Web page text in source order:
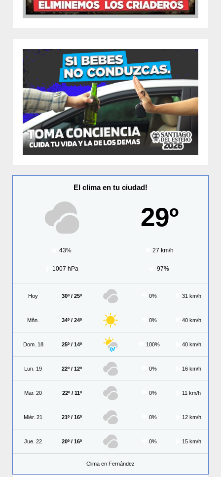
El clima en tu ciudad!
29º
43% 27 km/h
1007 hPa 97%
Hoy 30º / 25º 0% 31 km/h
Mñn. 34º / 24º 0% 40 km/h
Dom. 18 25º / 14º 100% 40 km/h
Lun. 19 22º / 12º 0% 16 km/h
Mar. 20 22º / 11º 0% 11 km/h
Miér. 21 21º / 16º 0% 12 km/h
Jue. 22 20º / 16º 0% 15 km/h
Clima en Fernández